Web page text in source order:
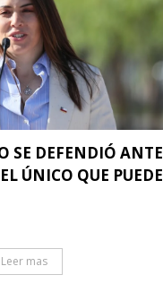
SE DEFENDIÓ ANTE
ÚNICO QUE PUEDE
Leer mas